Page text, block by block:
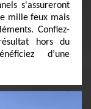
s'assureront
mille feux mais
Confiez-
hors du
d’une